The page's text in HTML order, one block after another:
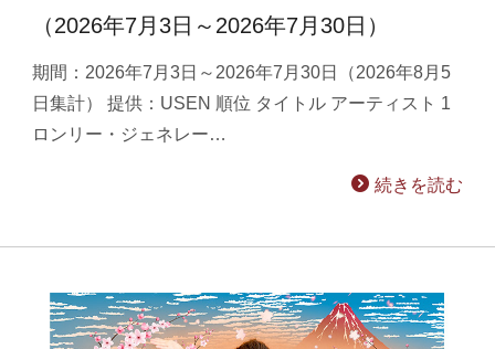
（2026年7月3日～2026年7月30日）
期間：2026年7月3日～2026年7月30日（2026年8月5
日集計） 提供：USEN 順位 タイトル アーティスト 1
ロンリー・ジェネレー…
続きを読む